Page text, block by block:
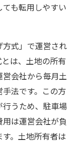
も転用しやすい
式」で運営され
は、土地の所有
会社から毎月土
法です。この方
うため、駐車場
は運営会社が負
。土地所有者は